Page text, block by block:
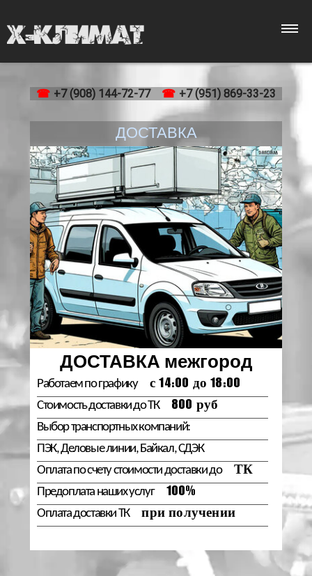
Каталог
Обслуживание
Ремонт
Доставка
Контакты
+7 (908) 144-72-77 +7 (951) 869-33-23
ДОСТАВКА
ДОСТАВКА межгород
Работаем по графику с 14:00 до 18:00
Стоимость доставки до ТК 800 руб
Выбор транспортных компаний:
ПЭК, Деловые линии, Байкал, СДЭК
Оплата по счету стоимости доставки до ТК
Предоплата наших услуг 100%
Оплата доставки ТКпри получении